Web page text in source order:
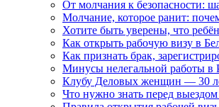
От молчания к безопасности:
Молчание, которое ранит:
Хотите быть уверены, что
Как открыть рабочую визу в
Как признать брак,
Минусы нелегальной работы в
Клубу Деловых женщин — 30
Что нужно знать перед выездом